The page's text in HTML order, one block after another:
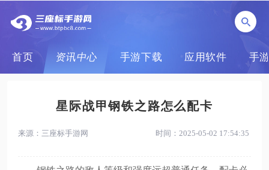
首页 资讯中心 手游下载 应用软件 手
星际战甲钢铁之路怎么配卡
来源：三座标手游网 时间：2025-05-02 17:54:35